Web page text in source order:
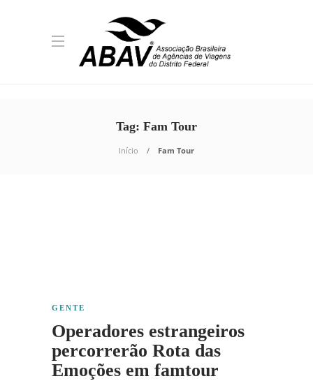
Tag: Fam Tour
Início Fam Tour
GENTE
Operadores estrangeiros
percorrerão Rota das
Emoções em famtour